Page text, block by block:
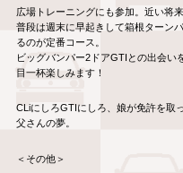
広場トレーニングにも参加。近い将
普段は週末に早起きして箱根ターン
るのが定番コース。
ビッグバンパー2ドアGTIとの出会い
目一杯楽しみます！
CLiにしろGTIにしろ、娘が免許を取
父さんの夢。
＜その他＞